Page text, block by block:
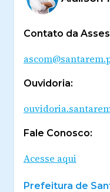
Contato da
Ouvidoria:
Fale Conosco:
Acesse aqui
Prefeitura de